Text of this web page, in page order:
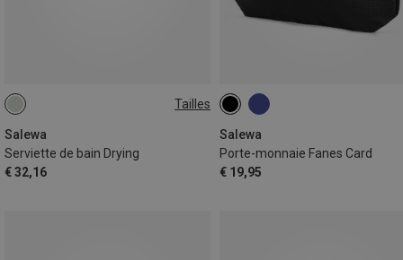
Tailles
Salewa
Serviette de bain Drying
€ 32,16
ONE SIZE
Salewa
Porte-monnaie Fanes Card
€ 19,95